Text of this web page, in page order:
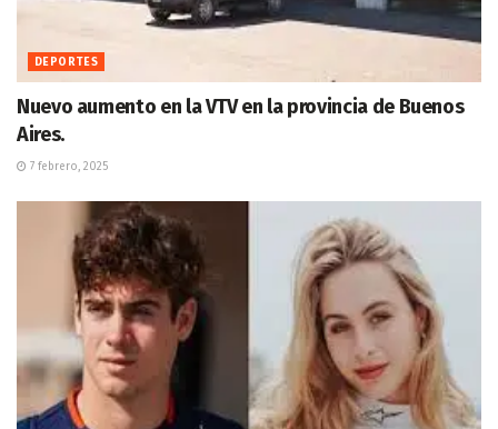
DEPORTES
Nuevo aumento en la VTV en la provincia de Buenos
Aires.
7 febrero, 2025